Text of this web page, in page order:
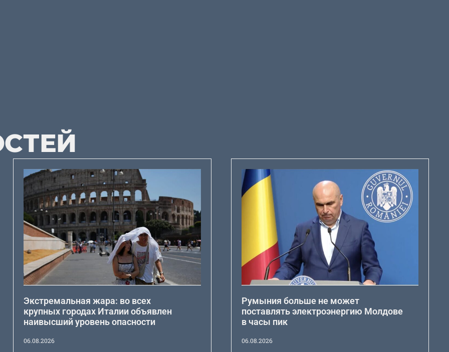
Экстремальная жара: во всех
крупных городах Италии объявлен
наивысший уровень опасности
06.08.2026
Румыния больше не может
поставлять электроэнергию Молдове
в часы пик
06.08.2026